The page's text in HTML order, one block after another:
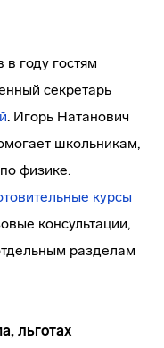
году гостям
секретарь
. Игорь Натанович
школьникам,
физике.
курсы
консультации,
разделам
льготах